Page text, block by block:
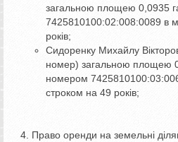
загальною площею 0,0935
7425810100:02:008:0089 в
років;
Сидоренку Михайлу
номер) загальною площею
номером
строком на 49 років;
Право оренди на земельні